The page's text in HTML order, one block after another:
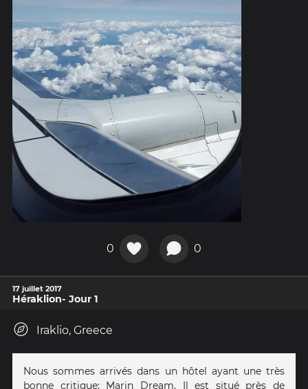
0 0
17 juillet 2017
Héraklion- Jour 1
Iraklio, Greece
Nous sommes arrivés dans un hôtel ayant une très
bonne critique: Marin Dream. Il est situé près de